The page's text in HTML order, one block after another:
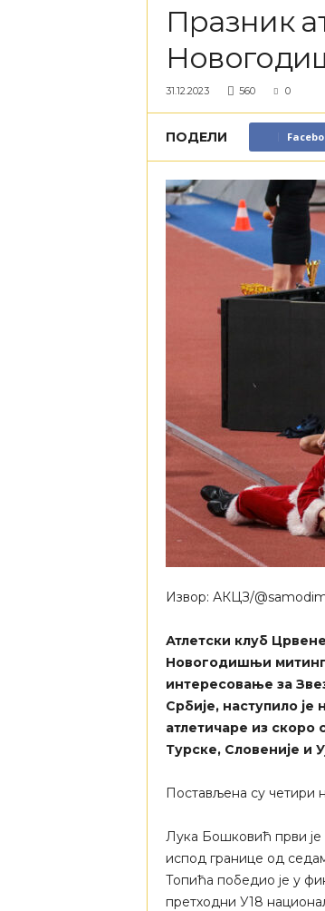
Празник
31.12.2023 560 0
ПОДЕЛИ
Извор: АКЦЗ/
Атлетски клуб
Новогодишњи митинг
интересовање за
Србије, наступило
атлетичаре из скоро
Турске, Словеније и
Постављена су четири
Лука Бошковић први је
испод границе од
Топића победио је у
претходни У18